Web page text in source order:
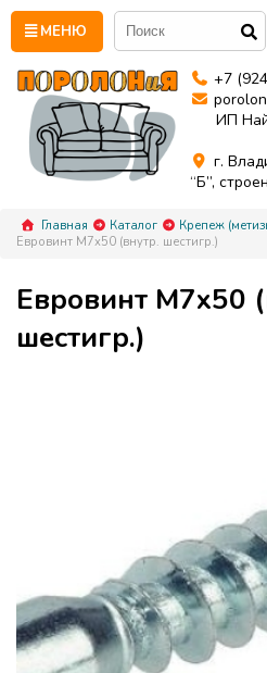
МЕНЮ
+7
ИП
г.
“Б”,
Главная Каталог
Крепеж
Евровинт М7х50 (внутр. шестигр.)
Евровинт М7х50
шестигр.)